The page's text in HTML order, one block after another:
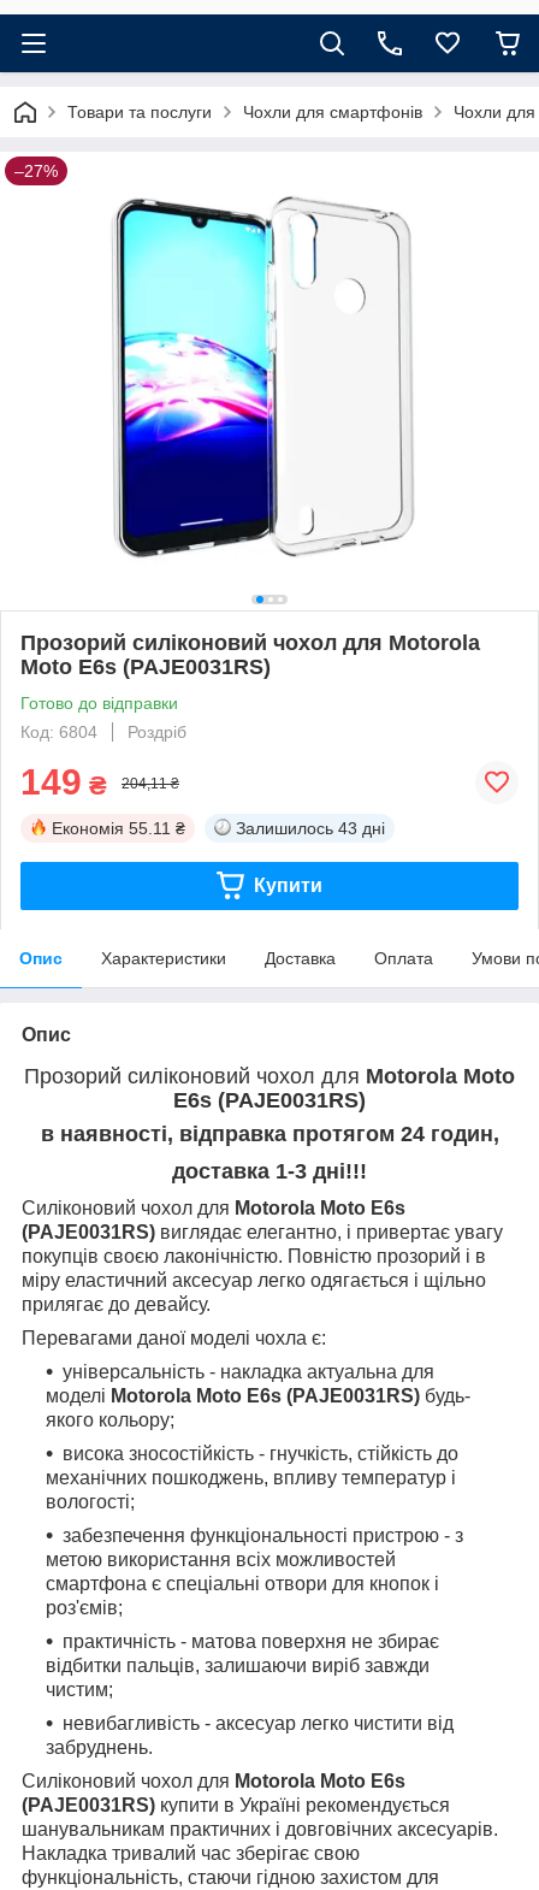
Товари та послуги Чохли для смартфонів Чохли
–27%
Прозорий силіконовий чохол для Motorola
Moto E6s (PAJE0031RS)
Готово до відправки
Код: 6804
Роздріб
149 ₴ 204,11 ₴
Економія 55.11 ₴ Залишилось 43 дні
Купити
Опис Характеристики Доставка Оплата Умови
Опис
Прозорий силіконовий чохол для Motorola Moto
E6s (PAJE0031RS)
в наявності, відправка протягом 24 годин,
доставка 1-3 дні!!!
Силіконовий чохол для Motorola Moto E6s
(PAJE0031RS) виглядає елегантно, і привертає увагу
покупців своєю лаконічністю. Повністю прозорий і в
міру еластичний аксесуар легко одягається і щільно
прилягає до девайсу.
Перевагами даної моделі чохла є:
універсальність - накладка актуальна для
моделі Motorola Moto E6s (PAJE0031RS) будь-
якого кольору;
висока зносостійкість - гнучкість, стійкість до
механічних пошкоджень, впливу температур і
вологості;
забезпечення функціональності пристрою - з
метою використання всіх можливостей
смартфона є спеціальні отвори для кнопок і
роз'ємів;
практичність - матова поверхня не збирає
відбитки пальців, залишаючи виріб завжди
чистим;
невибагливість - аксесуар легко чистити від
забруднень.
Силіконовий чохол для Motorola Moto E6s
(PAJE0031RS) купити в Україні рекомендується
шанувальникам практичних і довговічних аксесуарів.
Накладка тривалий час зберігає свою
функціональність, стаючи гідною захистом для